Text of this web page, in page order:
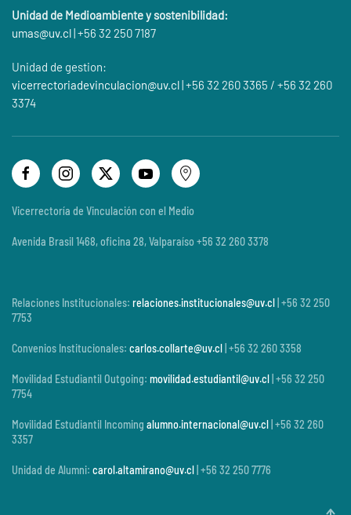
Unidad de Medioambiente y sostenibilidad:
umas@uv.cl| +56 32 250 7187
Unidad de gestion:
vicerrectoriadevinculacion@uv.cl| +56 32 260 3365 / +56 32 260
3374
Vicerrectoría de Vinculación con el Medio
Avenida Brasil 1468, oficina 28, Valparaíso +56 32 260 3378
Relaciones Institucionales: relaciones.institucionales@uv.cl | +56 32 250
7753
Convenios Institucionales: carlos.collarte@uv.cl | +56 32 260 3358
Movilidad Estudiantil Outgoing: movilidad.estudiantil@uv.cl | +56 32 250
7754
Movilidad Estudiantil Incoming alumno.internacional@uv.cl | +56 32 260
3357
Unidad de Alumni: carol.altamirano@uv.cl | +56 32 250 7776